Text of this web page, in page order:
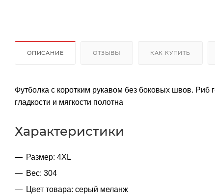
ОПИСАНИЕ ОТЗЫВЫ КАК КУПИТЬ
Футболка с коротким рукавом без боковых швов.
гладкости и мягкости полотна
Характеристики
Размер: 4XL
Вес: 304
Цвет товара: серый меланж